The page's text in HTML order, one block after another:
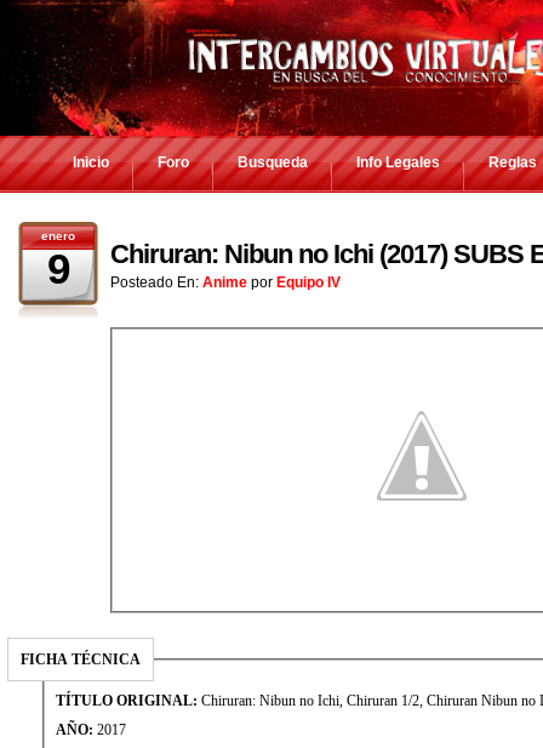
Inicio Foro Busqueda Info Legales Reglas
enero
9 Chiruran: Nibun no Ichi (2017) SUBS
Posteado En: Anime por Equipo IV
FICHA TÉCNICA
TÍTULO ORIGINAL: Chiruran: Nibun no Ichi, Chiruran 1/2, Chiruran Nibun
AÑO: 2017